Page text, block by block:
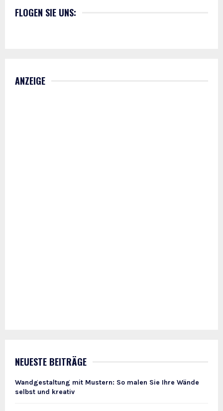
FLOGEN SIE UNS:
ANZEIGE
NEUESTE BEITRÄGE
Wandgestaltung mit Mustern: So malen Sie Ihre Wände
selbst und kreativ